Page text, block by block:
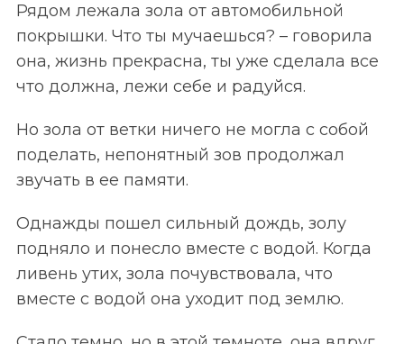
Рядом лежала зола от автомобильной
покрышки. Что ты мучаешься? – говорила
она, жизнь прекрасна, ты уже сделала все
что должна, лежи себе и радуйся.
Но зола от ветки ничего не могла с собой
поделать, непонятный зов продолжал
звучать в ее памяти.
Однажды пошел сильный дождь, золу
подняло и понесло вместе с водой. Когда
ливень утих, зола почувствовала, что
вместе с водой она уходит под землю.